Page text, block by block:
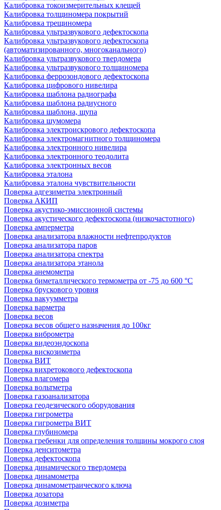
Калибровка токоизмерительных клещей
Калибровка толщиномера покрытий
Калибровка трещиномера
Калибровка ультразвукового дефектоскопа
Калибровка ультразвукового дефектоскопа
(автоматизированного, многоканального)
Калибровка ультразвукового твердомера
Калибровка ультразвукового толщиномера
Калибровка феррозондового дефектоскопа
Калибровка цифрового нивелира
Калибровка шаблона радиографа
Калибровка шаблона радиусного
Калибровка шаблона, щупа
Калибровка шумомера
Калибровка электроискрового дефектоскопа
Калибровка электромагнитного толщиномера
Калибровка электронного нивелира
Калибровка электронного теодолита
Калибровка электронных весов
Калибровка эталона
Калибровка эталона чувствительности
Поверка адгезиметра электронный
Поверка АКИП
Поверка акустико-эмиссионной системы
Поверка акустического дефектоскопа (низкочастотного)
Поверка амперметра
Поверка анализатора влажности нефтепродуктов
Поверка анализатора паров
Поверка анализатора спектра
Поверка анализатора этанола
Поверка анемометра
Поверка биметаллического термометра от -75 до 600 °С
Поверка брускового уровня
Поверка вакуумметра
Поверка варметра
Поверка весов
Поверка весов общего назначения до 100кг
Поверка виброметра
Поверка видеоэндоскопа
Поверка вискозиметра
Поверка ВИТ
Поверка вихретокового дефектоскопа
Поверка влагомера
Поверка вольтметра
Поверка газоанализатора
Поверка геодезического оборудования
Поверка гигрометра
Поверка гигрометра ВИТ
Поверка глубиномера
Поверка гребенки для определения толщины мокрого слоя
Поверка денситометра
Поверка дефектоскопа
Поверка динамического твердомера
Поверка динамометра
Поверка динамометраического ключа
Поверка дозатора
Поверка дозиметра